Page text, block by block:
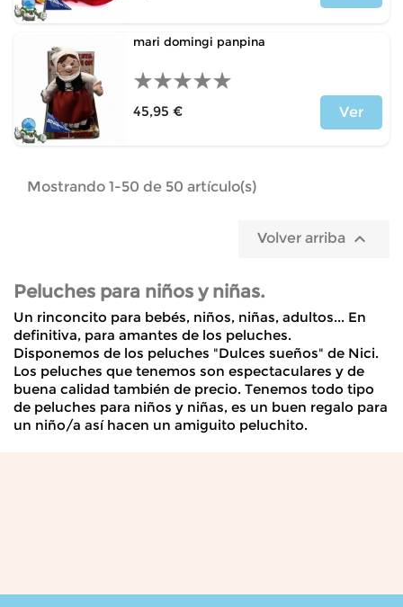
mari domingi panpina
45,95 €
Ver
Mostrando 1-50 de 50 artículo(s)
Volver arriba 
Peluches para niños y niñas.
Un rinconcito para bebés, niños, niñas, adultos... En
definitiva, para amantes de los peluches.
Disponemos de los peluches "Dulces sueños" de Nici.
Los peluches que tenemos son espectaculares y de
buena calidad también de precio. Tenemos todo tipo
de peluches para niños y niñas, es un buen regalo para
un niño/a así hacen un amiguito peluchito.